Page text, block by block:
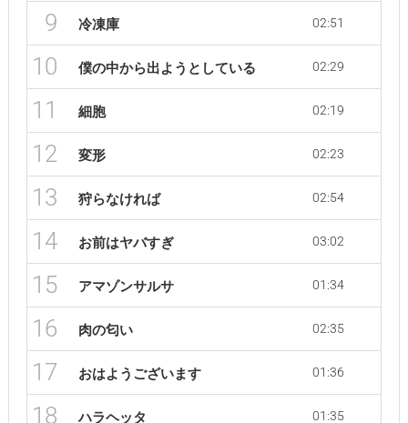
9 冷凍庫 02:51
10 僕の中から出ようとしている 02:29
11 細胞 02:19
12 変形 02:23
13 狩らなければ 02:54
14 お前はヤバすぎ 03:02
15 アマゾンサルサ 01:34
16 肉の匂い 02:35
17 おはようございます 01:36
18 ハラヘッタ 01:35